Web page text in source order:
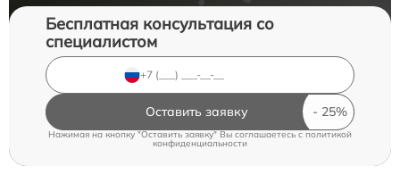
Бесплатная консультация со
специалистом
Оставить заявку
Нажимая на кнопку "Оставить заявку" Вы соглашаетесь cполитикой
конфиденциальности